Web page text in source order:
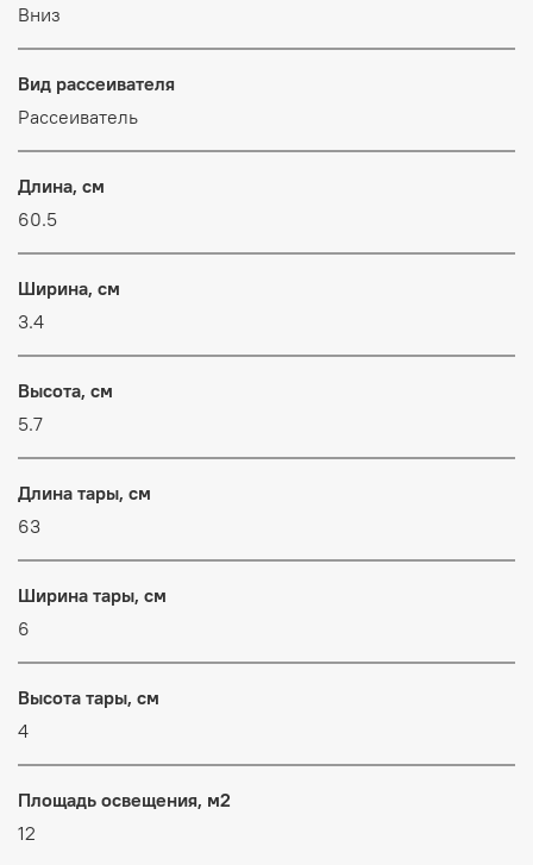
Вниз
Вид рассеивателя
Рассеиватель
Длина, см
60.5
Ширина, см
3.4
Высота, см
5.7
Длина тары, см
63
Ширина тары, см
6
Высота тары, см
4
Площадь освещения, м2
12